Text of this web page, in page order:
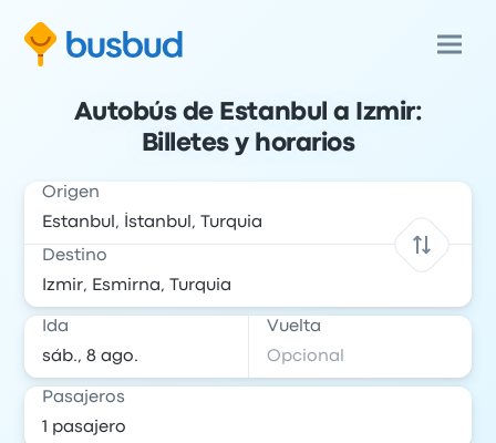
Autobús de Estanbul a Izmir:
Billetes y horarios
Origen
Destino
Ida Vuelta
Pasajeros